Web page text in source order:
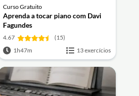
Curso Gratuito
Aprenda a tocar piano com Davi
Fagundes
4.67
(15)
1h47m
13 exercícios